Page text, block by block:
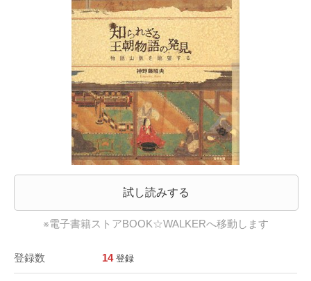
試し読みする
※電子書籍ストアBOOK☆WALKERへ移動します
登録数 14 登録